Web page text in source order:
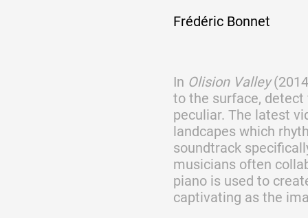
Frédéric Bonnet
In Olision Valley
to the surface,
peculiar. The latest
landcapes which
soundtrack
musicians often
piano is used to
captivating as the